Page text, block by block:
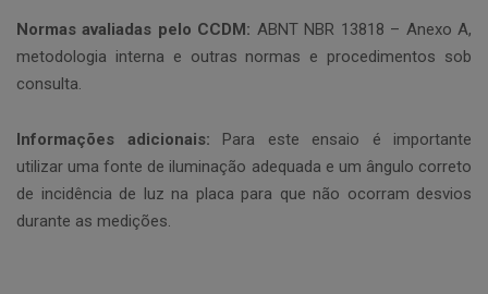
Normas avaliadas pelo CCDM: ABNT NBR 13818 – Anexo A,
metodologia interna e outras normas e procedimentos sob
consulta.
Informações adicionais: Para este ensaio é importante
utilizar uma fonte de iluminação adequada e um ângulo correto
de incidência de luz na placa para que não ocorram desvios
durante as medições.